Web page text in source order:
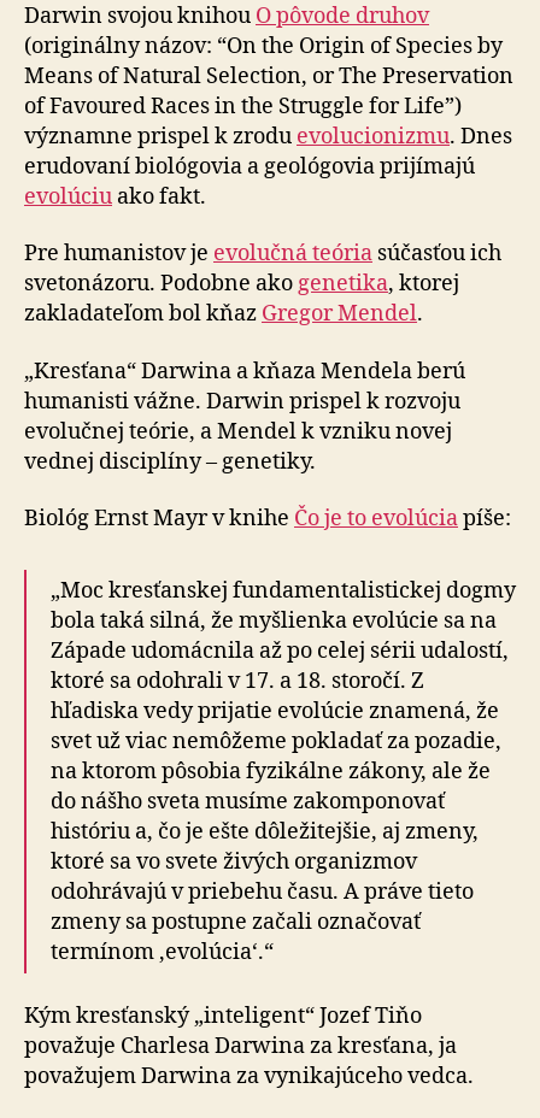
Darwin svojou knihou O pôvode druhov
(originálny názov: “On the Origin of Species by
Means of Natural Selection, or The Preservation
of Favoured Races in the Struggle for Life”)
významne prispel k zrodu evolucionizmu. Dnes
erudovaní biológovia a geológovia prijímajú
evolúciu ako fakt.
Pre humanistov je evolučná teória súčasťou ich
svetonázoru. Podobne akogenetika, ktorej
zakladateľom bol kňaz Gregor Mendel.
„Kresťana“ Darwina a kňaza Mendela berú
humanisti vážne. Darwin prispel k rozvoju
evolučnej teórie, a Mendel k vzniku novej
vednej disciplíny – genetiky.
Biológ Ernst Mayr v knihe Čo je to evolúciapíše:
„Moc kresťanskej fundamentalistickej dogmy
bola taká silná, že myšlienka evolúcie sa na
Západe udomácnila až po celej sérii udalostí,
ktoré sa odohrali v 17. a 18. storočí. Z
hľadiska vedy prijatie evolúcie znamená, že
svet už viac nemôžeme pokladať za pozadie,
na ktorom pôsobia fyzikálne zákony, ale že
do nášho sveta musíme zakomponovať
históriu a, čo je ešte dôležitejšie, aj zmeny,
ktoré sa vo svete živých organizmov
odohrávajú v priebehu času. A práve tieto
zmeny sa postupne začali označovať
termínom ‚evolúcia‘.“
Kým kresťanský „inteligent“ Jozef Tiňo
považuje Charlesa Darwina za kresťana, ja
považujem Darwina za vynikajúceho vedca.